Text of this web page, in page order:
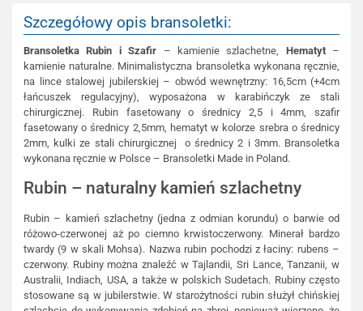
Szczegółowy opis bransoletki:
Bransoletka Rubin i Szafir – kamienie szlachetne, Hematyt–
kamienie naturalne. Minimalistyczna bransoletka wykonana ręcznie,
na lince stalowej jubilerskiej – obwód wewnętrzny: 16,5cm (+4cm
łańcuszek regulacyjny), wyposażona w karabińczyk ze stali
chirurgicznej. Rubin fasetowany o średnicy 2,5 i 4mm, szafir
fasetowany o średnicy 2,5mm, hematyt w kolorze srebra o średnicy
2mm, kulki ze stali chirurgicznej o średnicy 2 i 3mm. Bransoletka
wykonana ręcznie w Polsce – Bransoletki Made in Poland.
Rubin – naturalny kamień szlachetny
Rubin – kamień szlachetny (jedna z odmian korundu) o barwie od
różowo-czerwonej aż po ciemno krwistoczerwony. Minerał bardzo
twardy (9 w skali Mohsa). Nazwa rubin pochodzi z łaciny: rubens –
czerwony. Rubiny można znaleźć w Tajlandii, Sri Lance, Tanzanii, w
Australii, Indiach, USA, a także w polskich Sudetach. Rubiny często
stosowane są w jubilerstwie. W starożytności rubin służył chińskiej